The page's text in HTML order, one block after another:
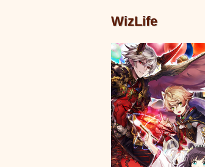
WizLife